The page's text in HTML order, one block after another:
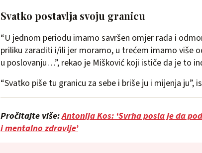
Svatko postavlja svoju granicu
“U jednom periodu imamo savršen omjer rada i
priliku zaraditi i/ili jer moramo, u trećem imamo više
u poslovanju…”, rekao je Mišković koji ističe da je to
“Svatko piše tu granicu za sebe i briše ju i mijenja ju”,
Pročitajte više:Antonija Kos: ‘Svrha posla je da
i mentalno zdravlje’